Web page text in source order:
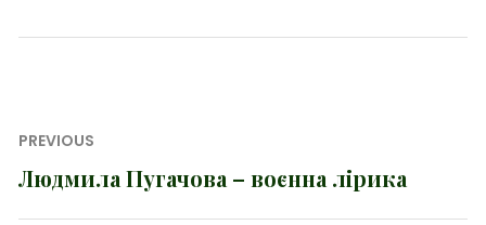
Навігація
записів
PREVIOUS
Previous
Людмила Пугачова – воєнна лірика